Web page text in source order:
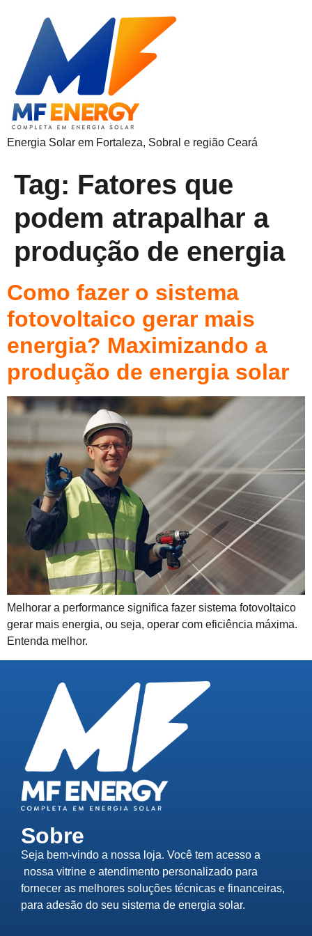
Energia Solar em Fortaleza, Sobral e região Ceará
Tag: Fatores que
podem atrapalhar a
produção de energia
Como fazer o sistema
fotovoltaico gerar mais
energia? Maximizando a
produção de energia solar
Melhorar a performance significa fazer sistema fotovoltaico
gerar mais energia, ou seja, operar com eficiência máxima.
Entenda melhor.
Sobre
Seja bem-vindo a nossa loja. Você tem acesso a
nossa vitrine e atendimento personalizado para
fornecer as melhores soluções técnicas e financeiras,
para adesão do seu sistema de energia solar.